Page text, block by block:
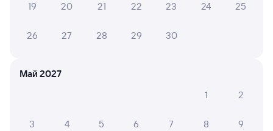
Мне очень понравилось,чисто,комфортно
19 20 21 22 23 24 25
26 27 28 29 30
Май 2027
1
2
3 4 5 6 7 8 9